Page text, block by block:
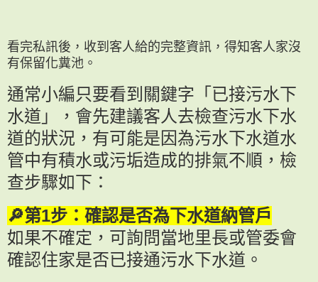
看完私訊後，收到客人給的完整資訊，得知客人家沒
有保留化糞池。
通常小編只要看到關鍵字「已接污水下
水道」，會先建議客人去檢查污水下水
道的狀況，有可能是因為污水下水道水
管中有積水或污垢造成的排氣不順，檢
查步驟如下：
🔎第1步：確認是否為下水道納管戶
如果不確定，可詢問當地里長或管委會
確認住家是否已接通污水下水道。